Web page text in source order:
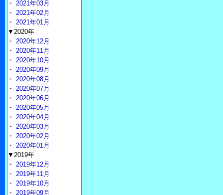
・ 2021年03月
・ 2021年02月
・ 2021年01月
▼2020年
・ 2020年12月
・ 2020年11月
・ 2020年10月
・ 2020年09月
・ 2020年08月
・ 2020年07月
・ 2020年06月
・ 2020年05月
・ 2020年04月
・ 2020年03月
・ 2020年02月
・ 2020年01月
▼2019年
・ 2019年12月
・ 2019年11月
・ 2019年10月
・ 2019年09月